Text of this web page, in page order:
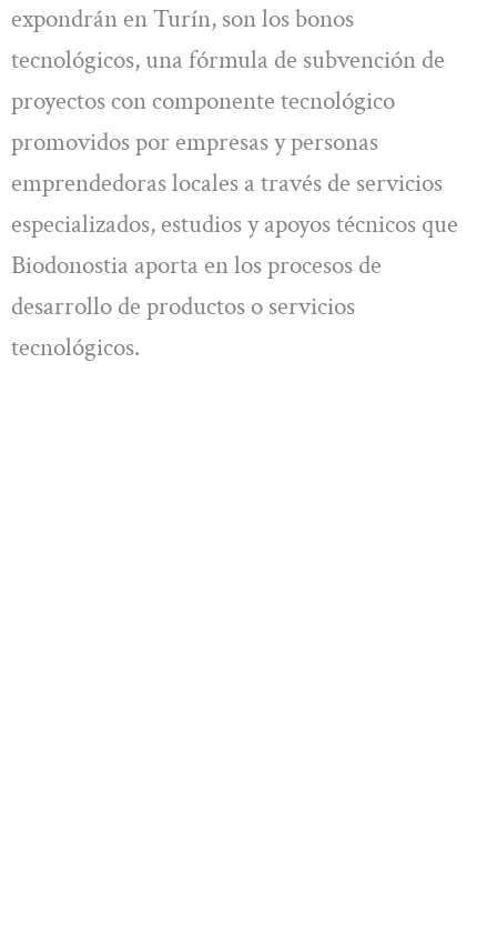
expondrán en Turín, son los bonos
tecnológicos, una fórmula de subvención de
proyectos con componente tecnológico
promovidos por empresas y personas
emprendedoras locales a través de servicios
especializados, estudios y apoyos técnicos que
Biodonostia aporta en los procesos de
desarrollo de productos o servicios
tecnológicos.